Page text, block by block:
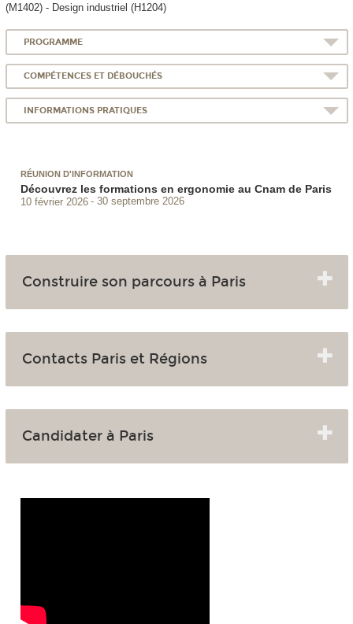
(M1402) - Design industriel (H1204)
PROGRAMME
COMPÉTENCES ET DÉBOUCHÉS
INFORMATIONS PRATIQUES
RÉUNION D'INFORMATION
Découvrez les formations en ergonomie au Cnam de Paris
10 février 2026 30 septembre 2026
Construire son parcours à Paris
Contacts Paris et Régions
Candidater à Paris